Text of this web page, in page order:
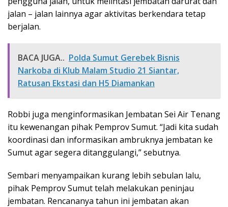
jalan – jalan lainnya agar aktivitas berkendara tetap
berjalan.
BACA JUGA.. Polda Sumut Gerebek Bisnis
Narkoba di Klub Malam Studio 21 Siantar,
Ratusan Ekstasi dan H5 Diamankan
Robbi juga menginformasikan Jembatan Sei Air Tenang
itu kewenangan pihak Pemprov Sumut. “Jadi kita sudah
koordinasi dan informasikan ambruknya jembatan ke
Sumut agar segera ditanggulangi,” sebutnya.
Sembari menyampaikan kurang lebih sebulan lalu,
pihak Pemprov Sumut telah melakukan peninjau
jembatan. Rencananya tahun ini jembatan akan